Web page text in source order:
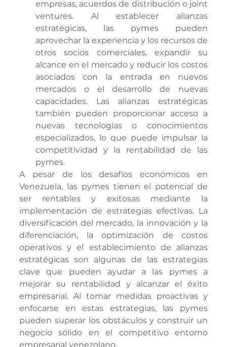
empresas, acuerdos de distribución o joint
ventures. Al establecer alianzas
estratégicas, las pymes pueden
aprovechar la experiencia y los recursos de
otros socios comerciales, expandir su
alcance en el mercado y reducir los costos
asociados con la entrada en nuevos
mercados o el desarrollo de nuevas
capacidades. Las alianzas estratégicas
también pueden proporcionar acceso a
nuevas tecnologías o conocimientos
especializados, lo que puede impulsar la
competitividad y la rentabilidad de las
pymes.
A pesar de los desafíos económicos en
Venezuela, las pymes tienen el potencial de
ser rentables y exitosas mediante la
implementación de estrategias efectivas. La
diversificación del mercado, la innovación y la
diferenciación, la optimización de costos
operativos y el establecimiento de alianzas
estratégicas son algunas de las estrategias
clave que pueden ayudar a las pymes a
mejorar su rentabilidad y alcanzar el éxito
empresarial. Al tomar medidas proactivas y
enfocarse en estas estrategias, las pymes
pueden superar los obstáculos y construir un
negocio sólido en el competitivo entorno
empresarial venezolano.